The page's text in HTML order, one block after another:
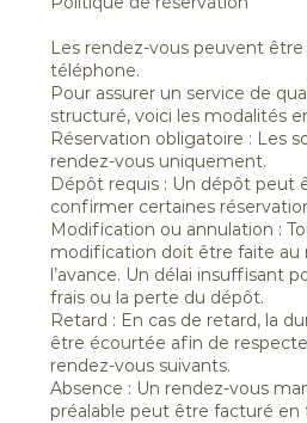
Les rendez-vous peuvent
téléphone.
Pour assurer un service de
structuré, voici les modalités
Réservation obligatoire : Les
rendez-vous uniquement.
Dépôt requis : Un dépôt peut
confirmer certaines
Modification ou annulation :
modification doit être faite au
l’avance. Un délai insuffisant
frais ou la perte du dépôt.
Retard : En cas de retard, la
être écourtée afin de
rendez-vous suivants.
Absence : Un rendez-vous
préalable peut être facturé en